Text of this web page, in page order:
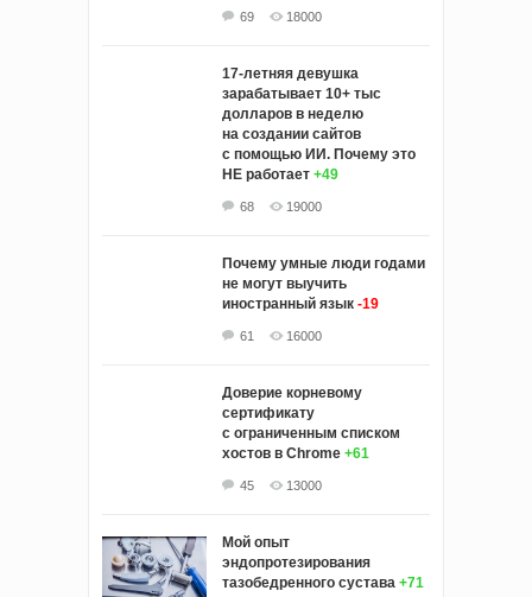
69 18000
17-летняя девушка
зарабатывает 10+ тыс
долларов в неделю
на создании сайтов
с помощью ИИ. Почему это
НЕ работает +49
68 19000
Почему умные люди годами
не могут выучить
иностранный язык -19
61 16000
Доверие корневому
сертификату
с ограниченным списком
хостов в Chrome +61
45 13000
Мой опыт
эндопротезирования
тазобедренного сустава +71